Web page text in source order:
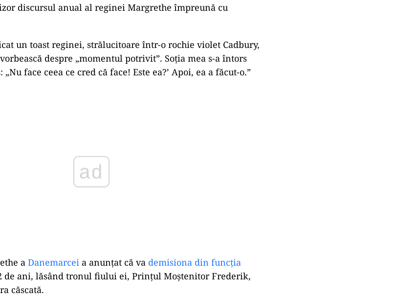
discursul anual al reginei Margrethe împreună cu
un toast reginei, strălucitoare într-o rochie violet Cadbury,
despre „momentul potrivit”. Soția mea s-a întors
face ceea ce cred că face! Este ea?’ Apoi, ea a făcut-o.”
a Danemarcei a anunțat că va demisiona din funcția
de ani, lăsând tronul fiului ei, Prințul Moștenitor Frederik,
căscată.